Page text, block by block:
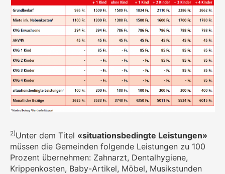
2)Unter dem Titel «situationsbedingte Leistungen»
müssen die Gemeinden folgende Leistungen zu 100
Prozent übernehmen: Zahnarzt, Dentalhygiene,
Krippenkosten, Baby-Artikel, Möbel, Musikstunden